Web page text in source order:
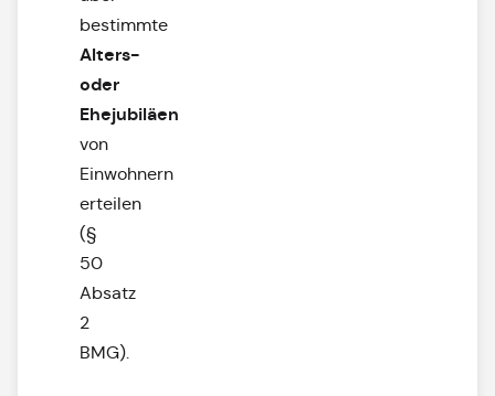
bestimmte
Alters-
oder
Ehejubiläen
von
Einwohnern
erteilen
(§
50
Absatz
2
BMG).